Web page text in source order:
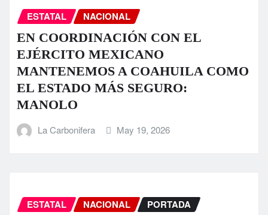
ESTATAL NACIONAL
EN COORDINACIÓN CON EL
EJÉRCITO MEXICANO
MANTENEMOS A COAHUILA COMO
EL ESTADO MÁS SEGURO:
MANOLO
La Carbonifera May 19, 2026
ESTATAL NACIONAL PORTADA